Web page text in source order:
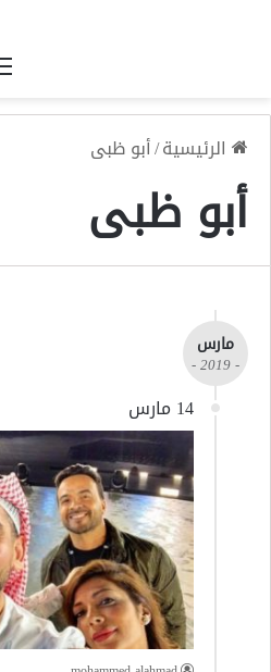
الرئيسية/أبو ظبى
أبو ظبى
مارس
- 2019 -
14 مارس